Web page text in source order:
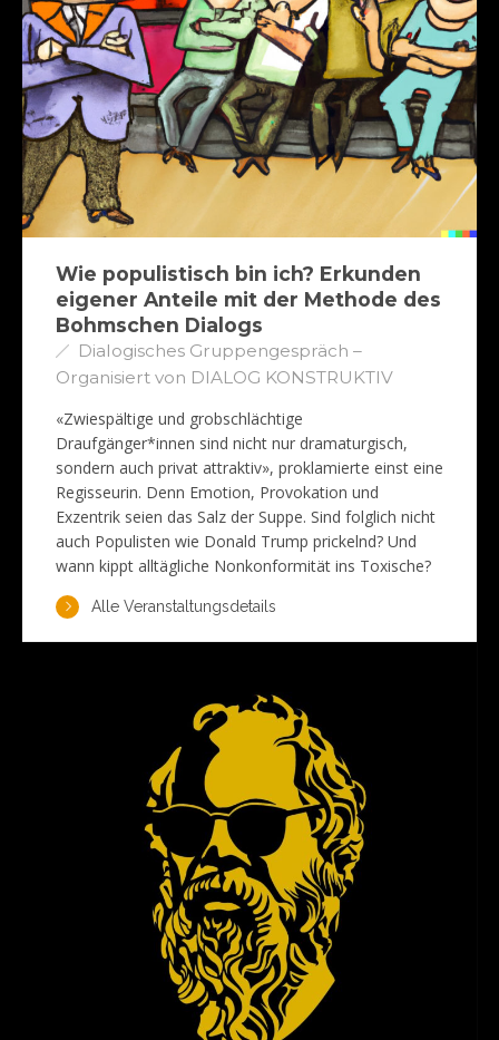
Wie populistisch bin ich? Erkunden
eigener Anteile mit der Methode des
Bohmschen Dialogs
Dialogisches Gruppengespräch –
Organisiert von DIALOG KONSTRUKTIV
«Zwiespältige und grobschlächtige
Draufgänger*innen sind nicht nur dramaturgisch,
sondern auch privat attraktiv», proklamierte einst eine
Regisseurin. Denn Emotion, Provokation und
Exzentrik seien das Salz der Suppe. Sind folglich nicht
auch Populisten wie Donald Trump prickelnd? Und
wann kippt alltägliche Nonkonformität ins Toxische?
Alle Veranstaltungsdetails